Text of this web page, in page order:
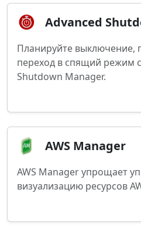
Advanced
Планируйте выключение,
переход в спящий режим
Shutdown Manager.
AWS Manager
AWS Manager упрощает
визуализацию ресурсов